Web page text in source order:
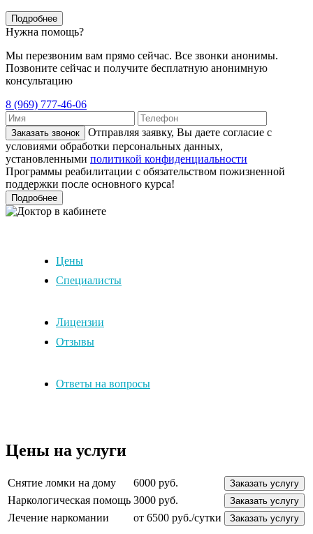
Подробнее
Нужна помощь?
Мы перезвоним вам прямо сейчас. Все звонки анонимы.
Позвоните сейчас и получите бесплатную анонимную
консультацию
8 (969) 777-46-06
Заказать звонок
Отправляя заявку, Вы даете согласие с
условиями обработки персональных данных,
установленными политикой конфиденциальности
Программы реабилитации с обязательством пожизненной
поддержки после основного курса!
Подробнее
Цены
Специалисты
Лицензии
Отзывы
Ответы на вопросы
Цены на услуги
Снятие ломки на дому 6000 руб. Заказать услугу
Наркологическая помощь 3000 руб. Заказать услугу
Лечение наркомании от 6500 руб./сутки Заказать услугу